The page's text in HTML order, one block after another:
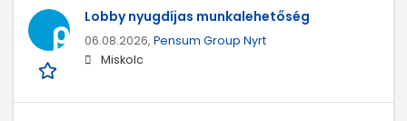
Lobby nyugdíjas munkalehetőség
06.08.2026, Pensum Group Nyrt
Miskolc